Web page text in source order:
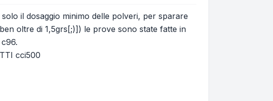
il dosaggio minimo delle polveri, per sparare
oltre di 1,5grs[;)]) le prove sono state fatte in
cci500